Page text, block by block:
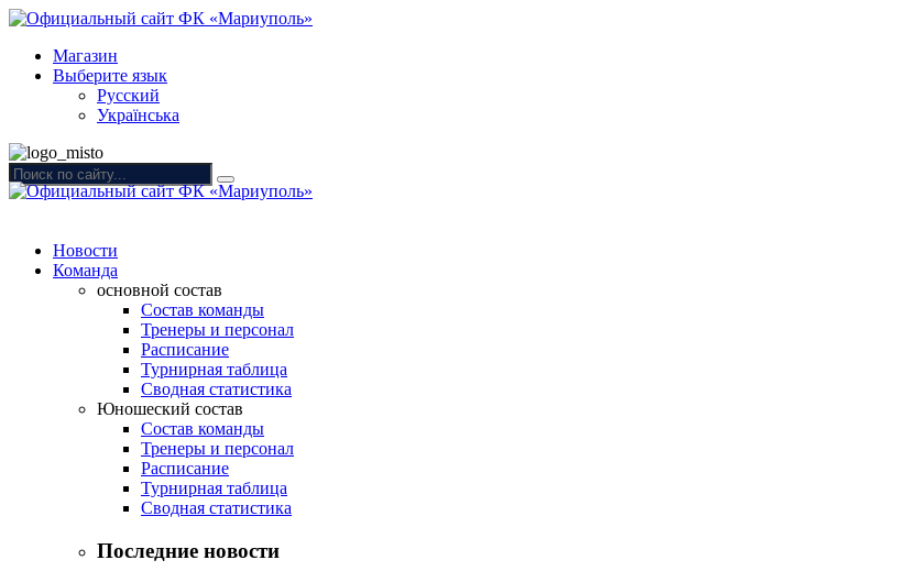
Магазин
Выберите язык
Русский
Українська
Новости
Команда
основной состав
Состав команды
Тренеры и персонал
Расписание
Турнирная таблица
Сводная статистика
Юношеский состав
Состав команды
Тренеры и персонал
Расписание
Турнирная таблица
Сводная статистика
Последние новости